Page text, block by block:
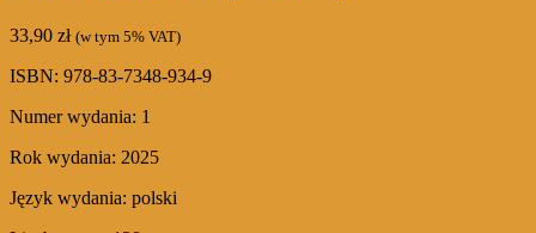
33,90 zł (w tym 5% VAT)
ISBN: 978-83-7348-934-9
Numer wydania: 1
Rok wydania: 2025
Język wydania: polski